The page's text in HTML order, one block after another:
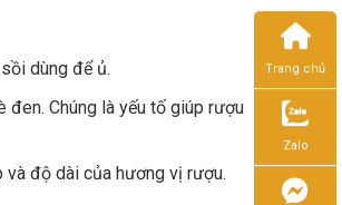
dùng để ủ.
đen. Chúng là yếu tố giúp rượu
và độ dài của hương vị rượu.
Trang chủ
Zalo